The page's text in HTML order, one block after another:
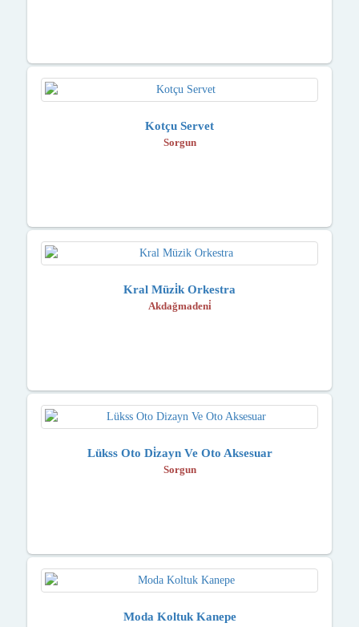
Kotçu Servet
Sorgun
Kral Müzi̇k Orkestra
Akdağmadeni̇
Lükss Oto Di̇zayn Ve Oto Aksesuar
Sorgun
Moda Koltuk Kanepe